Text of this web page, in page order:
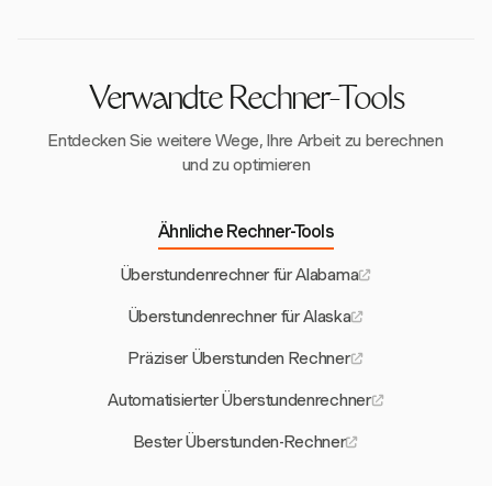
Verwandte Rechner-Tools
Entdecken Sie weitere Wege, Ihre Arbeit zu berechnen
und zu optimieren
Ähnliche Rechner-Tools
Überstundenrechner für Alabama
Überstundenrechner für Alaska
Präziser Überstunden Rechner
Automatisierter Überstundenrechner
Bester Überstunden-Rechner